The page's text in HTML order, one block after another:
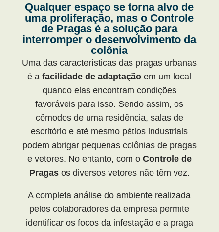
Qualquer espaço se torna alvo de
uma proliferação, mas o Controle
de Pragas é a solução para
interromper o desenvolvimento da
colônia
Uma das características das pragas urbanas
é afacilidade de adaptação em um local
quando elas encontram condições
favoráveis para isso. Sendo assim, os
cômodos de uma residência, salas de
escritório e até mesmo pátios industriais
podem abrigar pequenas colônias de pragas
e vetores. No entanto, com o Controle de
Pragasos diversos vetores não têm vez.
A completa análise do ambiente realizada
pelos colaboradores da empresa permite
identificar os focos da infestação e a praga